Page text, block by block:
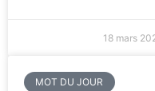
18 mars
MOT DU JOUR